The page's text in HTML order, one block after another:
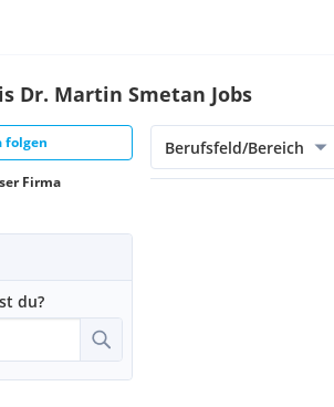
Dr. Martin Smetan Jobs
folgen
Firma
du?
Berufsfeld/Bereich